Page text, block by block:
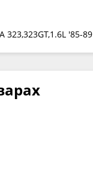
323,323GT,1.6L '85-89